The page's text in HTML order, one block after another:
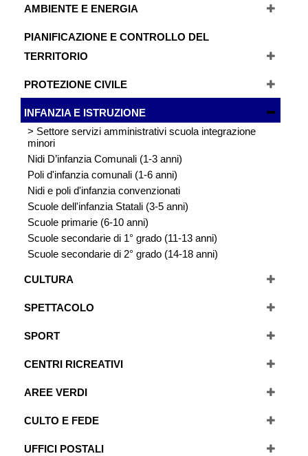
AMBIENTE E ENERGIA
PIANIFICAZIONE E CONTROLLO DEL
TERRITORIO
PROTEZIONE CIVILE
INFANZIA E ISTRUZIONE
> Settore servizi amministrativi scuola integrazione
minori
Nidi D’infanzia Comunali (1-3 anni)
Poli d'infanzia comunali (1-6 anni)
Nidi e poli d'infanzia convenzionati
Scuole dell'infanzia Statali (3-5 anni)
Scuole primarie (6-10 anni)
Scuole secondarie di 1° grado (11-13 anni)
Scuole secondarie di 2° grado (14-18 anni)
CULTURA
SPETTACOLO
SPORT
CENTRI RICREATIVI
AREE VERDI
CULTO E FEDE
UFFICI POSTALI